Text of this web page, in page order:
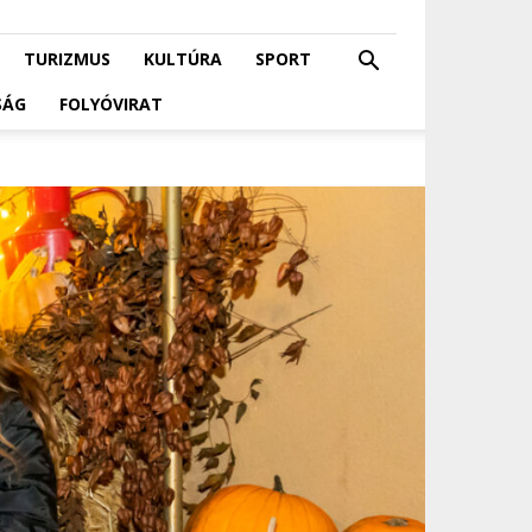
TURIZMUS KULTÚRA
SPORT
FOLYÓVIRAT